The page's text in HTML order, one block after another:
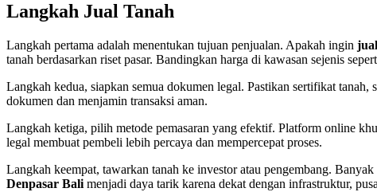
Langkah Jual Tanah
Langkah pertama adalah menentukan tujuan penjualan. Apakah ingin
tanah berdasarkan riset pasar. Bandingkan harga di kawasan sejenis
Langkah kedua, siapkan semua dokumen legal. Pastikan sertifikat
dokumen dan menjamin transaksi aman.
Langkah ketiga, pilih metode pemasaran yang efektif. Platform online
legal membuat pembeli lebih percaya dan mempercepat proses.
Langkah keempat, tawarkan tanah ke investor atau pengembang.
Denpasar Bali menjadi daya tarik karena dekat dengan infrastruktur,